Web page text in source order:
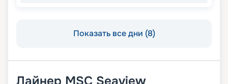
Показать все дни (8)